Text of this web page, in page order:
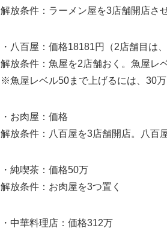
解放条件：ラーメン屋を3店舗開店さ
・八百屋：価格18181円（2店舗目は
解放条件：魚屋を2店舗おく。魚屋レ
※魚屋レベル50まで上げるには、30万
・お肉屋：価格
解放条件：八百屋を3店舗開店。八百
・純喫茶：価格50万
解放条件：お肉屋を3つ置く
・中華料理店：価格312万